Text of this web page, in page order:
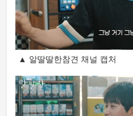
▲ 알딸딸한참견 채널 캡처